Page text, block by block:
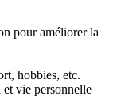
pour améliorer la
hobbies, etc.
et vie personnelle